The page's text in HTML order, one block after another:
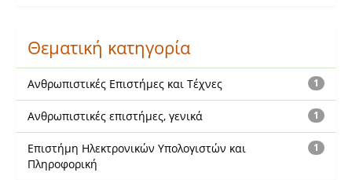
Θεματική κατηγορία
1
Ανθρωπιστικές Επιστήμες και Τέχνες
1
Ανθρωπιστικές επιστήμες, γενικά
1
Επιστήμη Ηλεκτρονικών Υπολογιστών και
Πληροφορική